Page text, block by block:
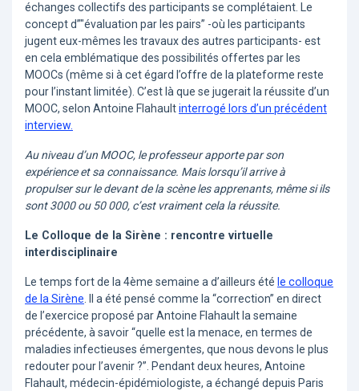
échanges collectifs des participants se complétaient. Le
concept d”"évaluation par les pairs” -où les participants
jugent eux-mêmes les travaux des autres participants- est
en cela emblématique des possibilités offertes par les
MOOCs (même si à cet égard l’offre de la plateforme reste
pour l’instant limitée). C’est là que se jugerait la réussite d’un
MOOC, selon Antoine Flahaultinterrogé lors d’un précédent
interview.
Au niveau d’un MOOC, le professeur apporte par son
expérience et sa connaissance. Mais lorsqu’il arrive à
propulser sur le devant de la scène les apprenants, même si ils
sont 3000 ou 50 000, c’est vraiment cela la réussite.
Le Colloque de la Sirène : rencontre virtuelle
interdisciplinaire
Le temps fort de la 4ème semaine a d’ailleurs été le colloque
de la Sirène. Il a été pensé comme la “correction” en direct
de l’exercice proposé par Antoine Flahault la semaine
précédente, à savoir “quelle est la menace, en termes de
maladies infectieuses émergentes, que nous devons le plus
redouter pour l’avenir ?”. Pendant deux heures, Antoine
Flahault, médecin-épidémiologiste, a échangé depuis Paris